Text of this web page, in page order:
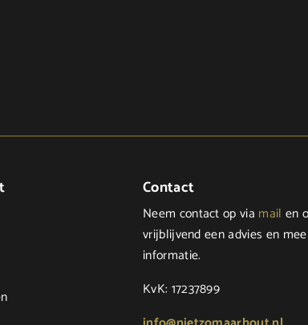
Contact
Neem contact op via mail en
vrijblijvend een advies en
informatie.
KvK: 17237899